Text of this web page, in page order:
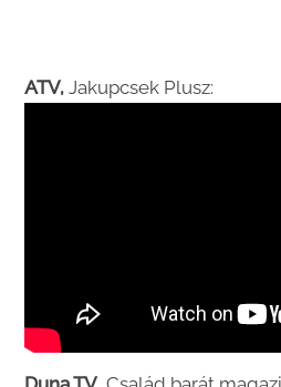
ATV, Jakupcsek Plusz: